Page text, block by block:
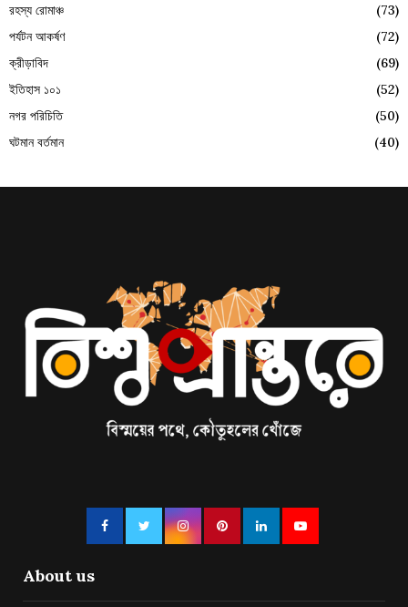
রহস্য রোমাঞ্চ
(73)
পর্যটন আকর্ষণ
(72)
ক্রীড়াবিদ
(69)
ইতিহাস ১০১
(52)
নগর পরিচিতি
(50)
ঘটমান বর্তমান
(40)
About us